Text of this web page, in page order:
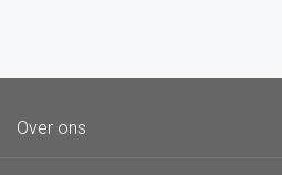
Over ons